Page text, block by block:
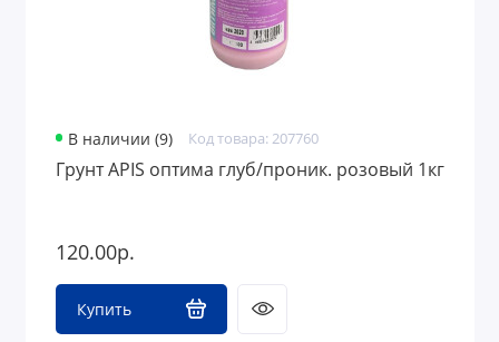
В наличии (9) Код товара: 207760
Грунт APIS оптима глуб/проник. розовый 1кг
120.00р.
Купить